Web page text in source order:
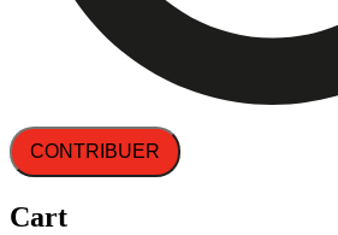
CONTRIBUER
Cart